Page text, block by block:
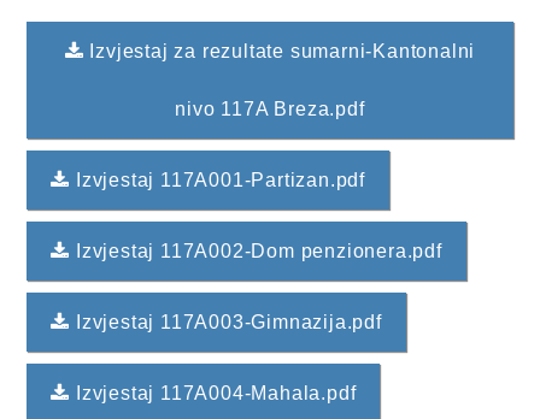
Izvjestaj za rezultate sumarni-Kantonalni
nivo 117A Breza.pdf
Izvjestaj 117A001-Partizan.pdf
Izvjestaj 117A002-Dom penzionera.pdf
Izvjestaj 117A003-Gimnazija.pdf
Izvjestaj 117A004-Mahala.pdf
2019. GODINA
2017. GODINA
2016. GODINA
2015. GODINA
2013. GODINA
2012. GODINA